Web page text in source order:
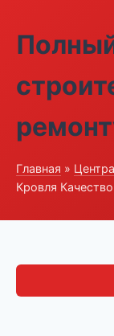
Главная »
Кровля Качество